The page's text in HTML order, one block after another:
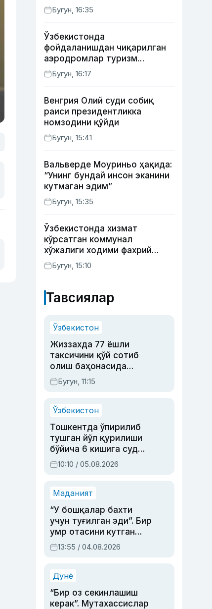
юлдузлари
Бугун, 16:35
Ўзбекистонда
фойдаланишдан чиқарилган
аэродромлар туризм
мақсадида ижарага
берилиши мумкин
Бугун, 16:17
Венгрия Олий суди собиқ
раиси президентликка
номзодини қўйди
Бугун, 15:41
Вальверде Моуриньо ҳақида:
“Унинг бундай инсон эканини
кутмаган эдим”
Бугун, 15:35
Ўзбекистонда хизмат
кўрсатган коммунал
хўжалиги ходими фахрий
унвони таъсис этилиши
мумкин
Бугун, 15:10
Тавсиялар
Ўзбекистон
Жиззахда 77 ёшли
таксичини қўй сотиб
олиш баҳонасида
яйловга олиб бориб
ўлдирган йигит 20
Бугун, 11:15
Ўзбекистон
Тошкентда ўпирилиб
тушган йўл қурилиши
бўйича 6 кишига суд
ҳукми ўқилди
10:10 / 05.08.2026
Маданият
“У бошқалар бахти
учун туғилган эди”. Бир
умр отасини кутган
актриса ва дубльяж
устаси Римма
синовларга тўла ҳаёти
13:55 / 04.08.2026
Дунё
“Бир оз секинлашиш
керак”. Мутахассислар